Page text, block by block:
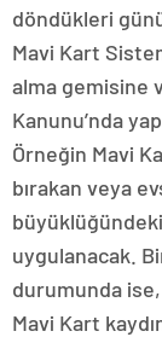
döndükleri
Mavi Kart
alma gemisine
Kanunu’nda
Örneğin Mavi
bırakan veya
uygulanacak.
durumunda ise,
Mavi Kart